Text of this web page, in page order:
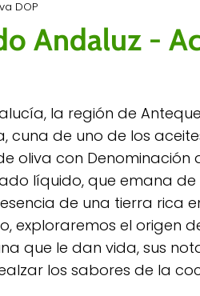
DOP
Andaluz -
la región de
cuna de uno de los
oliva con Denominación
líquido, que emana
de una tierra rica
exploraremos el origen
que le dan vida, sus
los sabores de la